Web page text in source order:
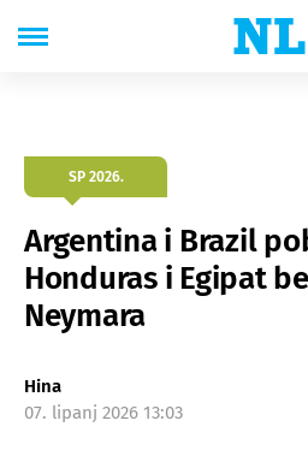
SP 2026.
Argentina i Brazil
Honduras i Egipat
Neymara
Hina
07. lipanj 2026 13:03